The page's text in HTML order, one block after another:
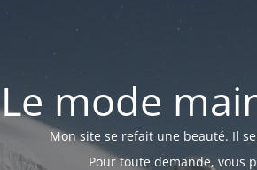
Le mode
Mon site se refait une beauté. Il
Pour toute demande, vous